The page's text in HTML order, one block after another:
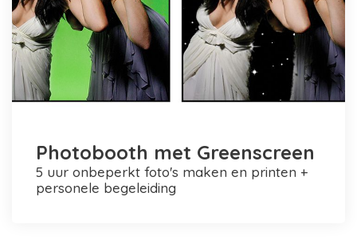
Photobooth met Greenscreen
5 uur onbeperkt foto's maken en printen +
personele begeleiding